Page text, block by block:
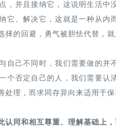
，并且接纳它，这说明生活
它、解决它，这就是一种从
择的回避，勇气被胆怯代替，
自己不同时，我们需要做的
个否定自己的人，我们需要
处理，而求同存异向来适用于
认同和相互尊重、理解基础上